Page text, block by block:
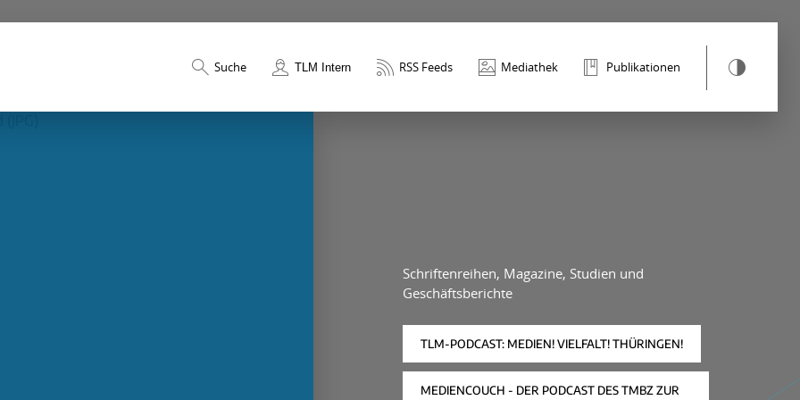
Suche TLM Intern RSS Feeds Mediathek Publikationen
Schriftenreihen, Magazine, Studien und
Geschäftsberichte
TLM-PODCAST: MEDIEN! VIELFALT! THÜRINGEN!
MEDIENCOUCH - DER PODCAST DES TMBZ ZUR